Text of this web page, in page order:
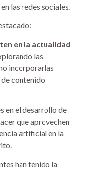
las redes sociales.
en la actualidad
las
incorporarlas
contenido
en el desarrollo de
que aprovechen
artificial en la
han tenido la